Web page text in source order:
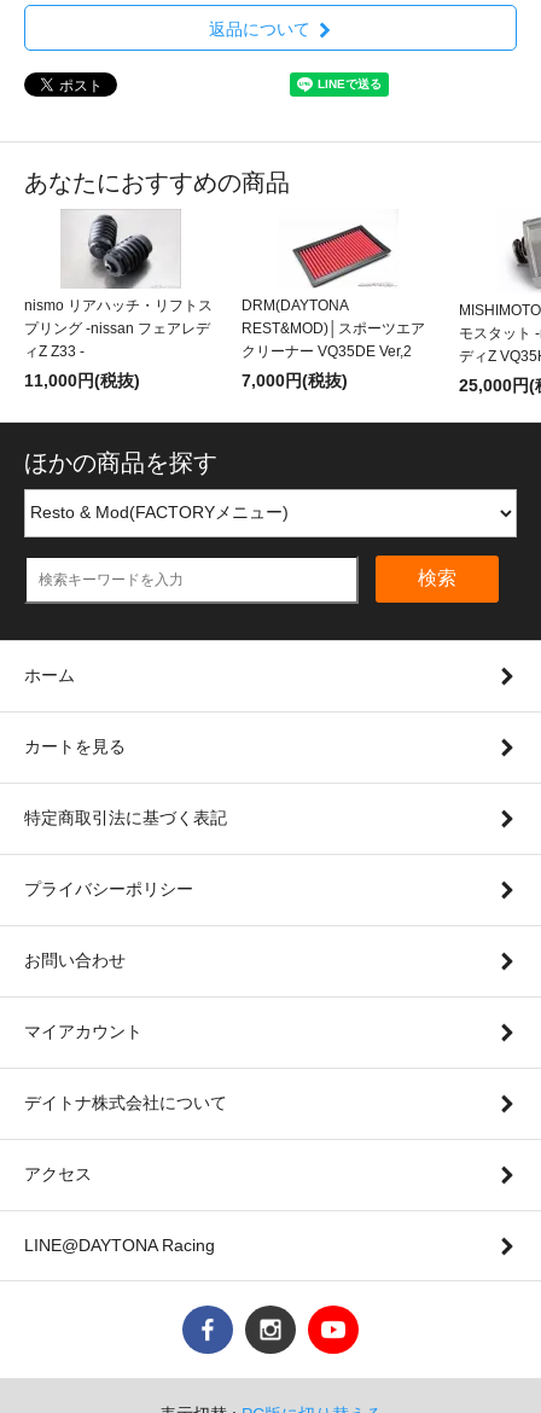
返品について
あなたにおすすめの商品
nismo リアハッチ・リフトス
プリング -nissan フェアレデ
ィZ Z33 -
11,000円(税抜)
DRM(DAYTONA
REST&MOD)│スポーツエア
クリーナー VQ35DE Ver,2
7,000円(税抜)
モスタット
ディZ
25,000円(
ほかの商品を探す
検索
ホーム
カートを見る
特定商取引法に基づく表記
プライバシーポリシー
お問い合わせ
マイアカウント
デイトナ株式会社について
アクセス
LINE@DAYTONA Racing